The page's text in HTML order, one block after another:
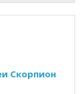
Скорпион